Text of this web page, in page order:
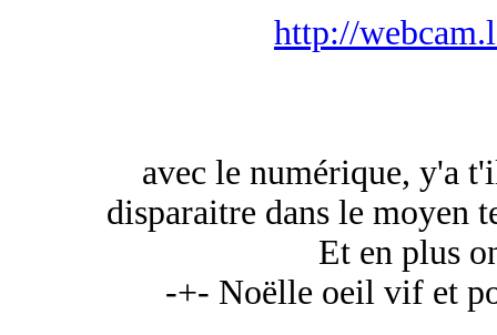
http://
avec le numérique, y'a
disparaitre dans le moyen
Et en plus
-+- Noëlle oeil vif et